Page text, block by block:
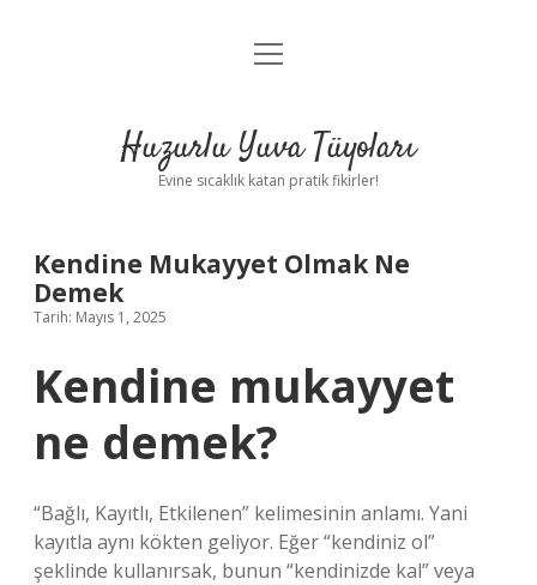
Anasayfa
Yasal Uyarı
menüyü
Huzurlu Yuva Tüyoları
Evine sıcaklık katan pratik fikirler!
Kendine Mukayyet Olmak Ne
Demek
Tarih: Mayıs 1, 2025
Kendine mukayyet
ne demek?
“Bağlı, Kayıtlı, Etkilenen” kelimesinin anlamı. Yani
kayıtla aynı kökten geliyor. Eğer “kendiniz ol”
şeklinde kullanırsak, bunun “kendinizde kal” veya